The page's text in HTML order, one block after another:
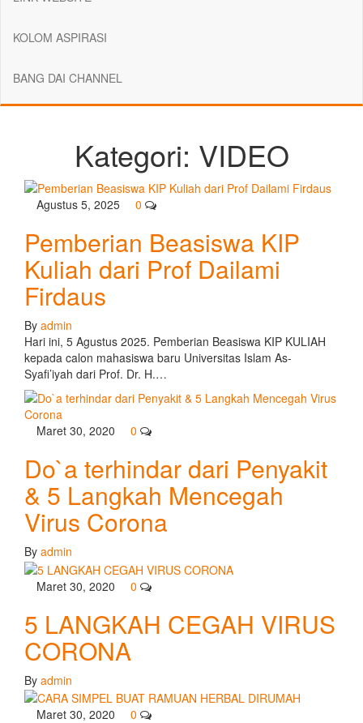
KOLOM ASPIRASI
BANG DAI CHANNEL
Kategori: VIDEO
Agustus 5, 2025 0
Pemberian Beasiswa KIP
Kuliah dari Prof Dailami
Firdaus
By admin
Hari ini, 5 Agustus 2025. Pemberian Beasiswa KIP KULIAH
kepada calon mahasiswa baru Universitas Islam As-
Syafi’iyah dari Prof. Dr. H.…
Maret 30, 2020 0
Do`a terhindar dari Penyakit
& 5 Langkah Mencegah
Virus Corona
By admin
Maret 30, 2020 0
5 LANGKAH CEGAH VIRUS
CORONA
By admin
Maret 30, 2020 0